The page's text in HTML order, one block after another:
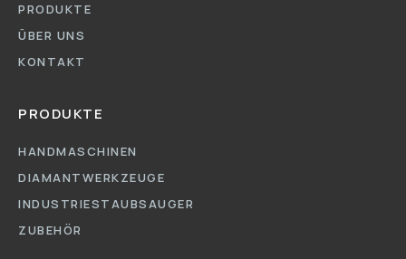
PRODUKTE
ÜBER UNS
KONTAKT
PRODUKTE
HANDMASCHINEN
DIAMANTWERKZEUGE
INDUSTRIESTAUBSAUGER
ZUBEHÖR